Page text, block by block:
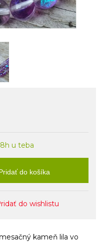
u teba
do košíka
do wishlistu
kameň lila vo